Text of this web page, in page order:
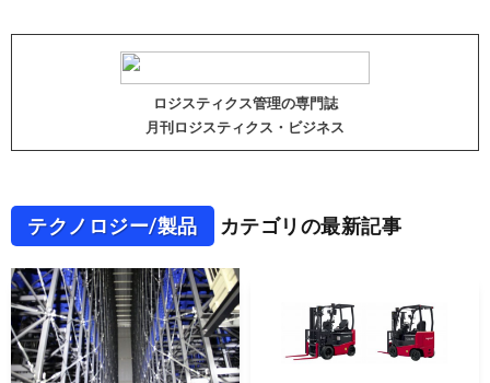
ロジスティクス管理の専門誌
月刊ロジスティクス・ビジネス
テクノロジー/製品 カテゴリの最新記事